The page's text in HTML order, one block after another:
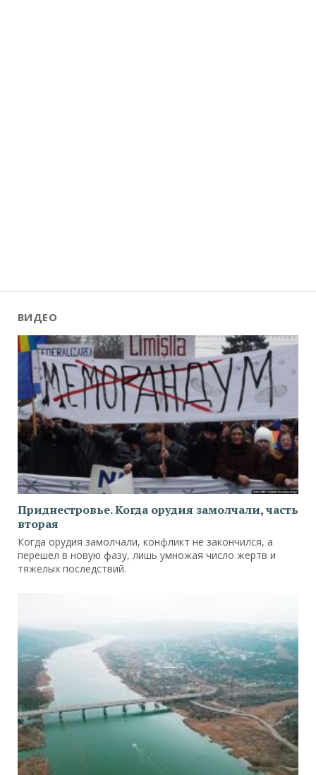
ВИДЕО
Приднестровье. Когда орудия замолчали, часть
вторая
Когда орудия замолчали, конфликт не закончился, а
перешел в новую фазу, лишь умножая число жертв и
тяжелых последствий.